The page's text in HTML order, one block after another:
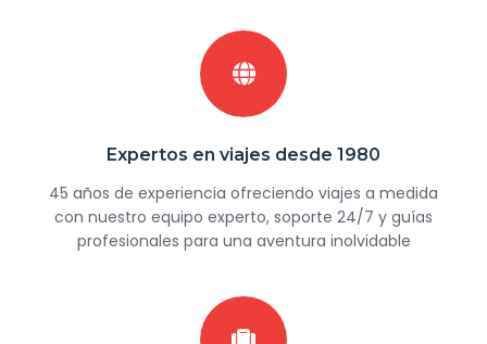
Expertos en viajes desde 1980
45 años de experiencia ofreciendo viajes a medida
con nuestro equipo experto, soporte 24/7 y guías
profesionales para una aventura inolvidable